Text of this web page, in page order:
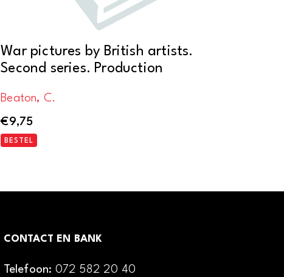
War pictures by British artists.
Second series. Production
Beaton, C.
€9,75
BESTEL
CONTACT EN BANK
Telefoon: 072 582 20 40